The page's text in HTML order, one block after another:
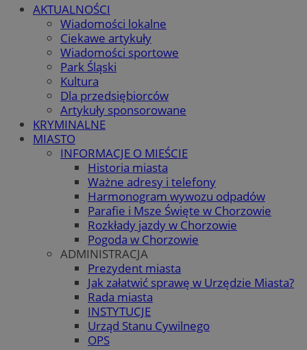
AKTUALNOŚCI
Wiadomości lokalne
Ciekawe artykuły
Wiadomości sportowe
Park Śląski
Kultura
Dla przedsiębiorców
Artykuły sponsorowane
KRYMINALNE
MIASTO
INFORMACJE O MIEŚCIE
Historia miasta
Ważne adresy i telefony
Harmonogram wywozu odpadów
Parafie i Msze Święte w Chorzowie
Rozkłady jazdy w Chorzowie
Pogoda w Chorzowie
ADMINISTRACJA
Prezydent miasta
Jak załatwić sprawę w Urzędzie Miasta?
Rada miasta
INSTYTUCJE
Urząd Stanu Cywilnego
OPS